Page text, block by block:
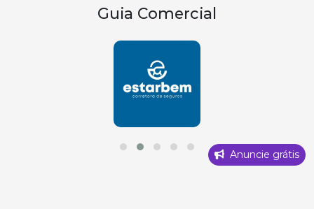
Guia Comercial
Anuncie grátis